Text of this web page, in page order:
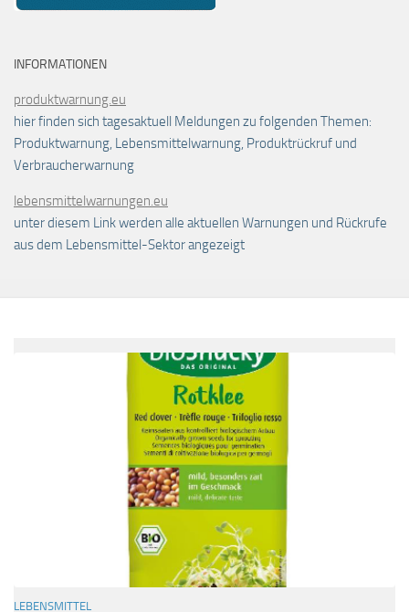
INFORMATIONEN
produktwarnung.eu
hier finden sich tagesaktuell Meldungen zu folgenden Themen:
Produktwarnung, Lebensmittelwarnung, Produktrückruf und
Verbraucherwarnung
lebensmittelwarnungen.eu
unter diesem Link werden alle aktuellen Warnungen und Rückrufe
aus dem Lebensmittel-Sektor angezeigt
LEBENSMITTEL